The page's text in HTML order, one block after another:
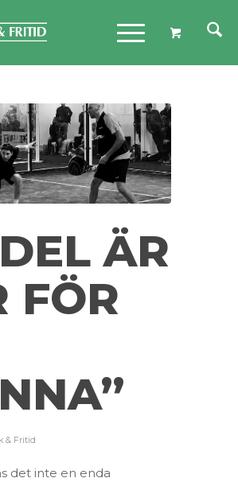
ÄR
FÖR
& Fritid
det inte en enda